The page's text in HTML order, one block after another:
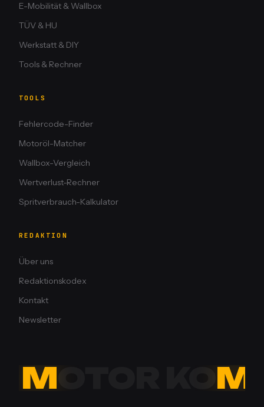
E-Mobilität & Wallbox
TÜV & HU
Werkstatt & DIY
Tools & Rechner
TOOLS
Fehlercode-Finder
Motoröl-Matcher
Wallbox-Vergleich
Wertverlust-Rechner
Spritverbrauch-Kalkulator
REDAKTION
Über uns
Redaktionskodex
Kontakt
Newsletter
M M